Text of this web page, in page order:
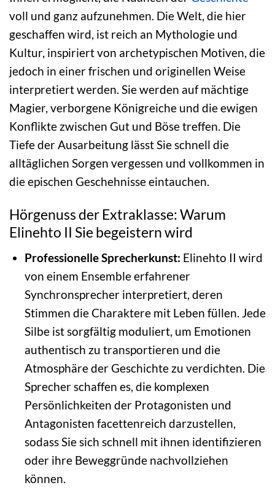
voll und ganz aufzunehmen. Die Welt, die hier
geschaffen wird, ist reich an Mythologie und
Kultur, inspiriert von archetypischen Motiven, die
jedoch in einer frischen und originellen Weise
interpretiert werden. Sie werden auf mächtige
Magier, verborgene Königreiche und die ewigen
Konflikte zwischen Gut und Böse treffen. Die
Tiefe der Ausarbeitung lässt Sie schnell die
alltäglichen Sorgen vergessen und vollkommen in
die epischen Geschehnisse eintauchen.
Hörgenuss der Extraklasse: Warum
Elinehto II Sie begeistern wird
Professionelle Sprecherkunst: Elinehto II wird
von einem Ensemble erfahrener
Synchronsprecher interpretiert, deren
Stimmen die Charaktere mit Leben füllen. Jede
Silbe ist sorgfältig moduliert, um Emotionen
authentisch zu transportieren und die
Atmosphäre der Geschichte zu verdichten. Die
Sprecher schaffen es, die komplexen
Persönlichkeiten der Protagonisten und
Antagonisten facettenreich darzustellen,
sodass Sie sich schnell mit ihnen identifizieren
oder ihre Beweggründe nachvollziehen
können.